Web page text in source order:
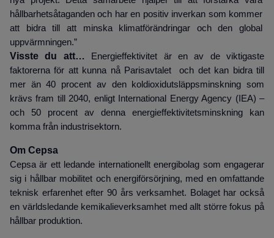
hållbarhetsåtaganden och har en positiv inverkan som kommer
att bidra till att minska klimatförändringar och den global
uppvärmningen.”
Visste du att…
Energieffektivitet är en av de viktigaste
faktorerna för att kunna nå Parisavtalet och det kan bidra till
mer än 40 procent av den koldioxidutsläppsminskning som
krävs fram till 2040, enligt International Energy Agency (IEA) –
och 50 procent av denna energieffektivitetsminskning kan
komma från industrisektorn.
Om Cepsa
Cepsa är ett ledande internationellt energibolag som engagerar
sig i hållbar mobilitet och energiförsörjning, med en omfattande
teknisk erfarenhet efter 90 års verksamhet. Bolaget har också
en världsledande kemikalieverksamhet med allt större fokus på
hållbar produktion.